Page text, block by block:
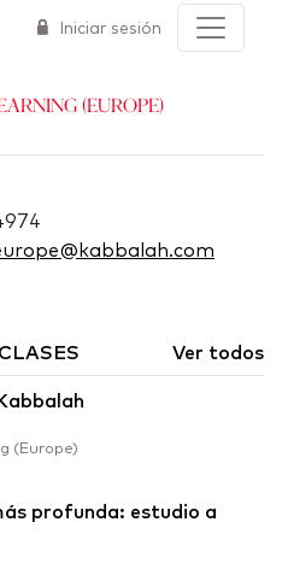
Iniciar sesión
(Europe)
Ver todos
(Europe)
profunda: estudio a